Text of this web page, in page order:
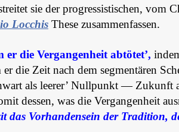
sie der progressistischen, vom
Locchis These zusammenfassen.
er die Vergangenheit abtötet’,
er die Zeit nach dem segmentären
als leerer’ Nullpunkt — Zukunft
dessen, was die Vergangenheit
das Vorhandensein der Tradition,